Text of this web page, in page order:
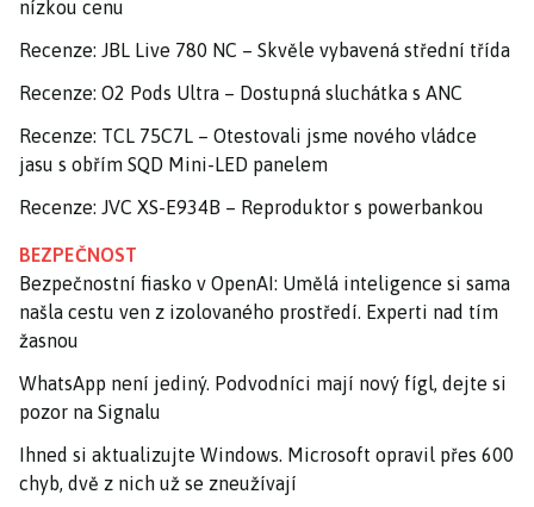
nízkou cenu
Recenze: JBL Live 780 NC – Skvěle vybavená střední třída
Recenze: O2 Pods Ultra – Dostupná sluchátka s ANC
Recenze: TCL 75C7L – Otestovali jsme nového vládce
jasu s obřím SQD Mini-LED panelem
Recenze: JVC XS-E934B – Reproduktor s powerbankou
BEZPEČNOST
Bezpečnostní fiasko v OpenAI: Umělá inteligence si sama
našla cestu ven z izolovaného prostředí. Experti nad tím
žasnou
WhatsApp není jediný. Podvodníci mají nový fígl, dejte si
pozor na Signalu
Ihned si aktualizujte Windows. Microsoft opravil přes 600
chyb, dvě z nich už se zneužívají